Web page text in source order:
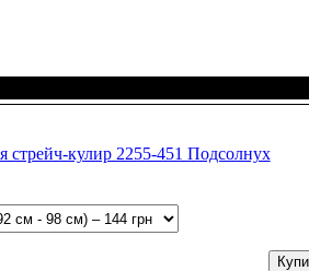
стрейч-кулир 2255-451 Подсолнух